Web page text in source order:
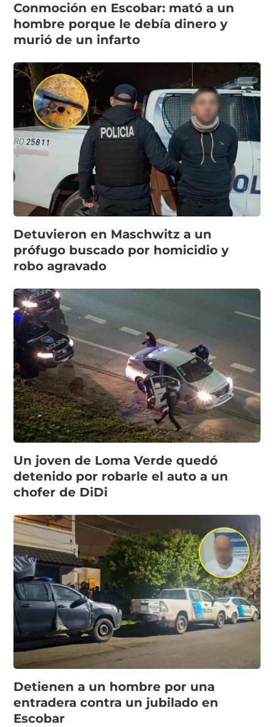
Conmoción en Escobar: mató a un
hombre porque le debía dinero y
murió de un infarto
Detuvieron en Maschwitz a un
prófugo buscado por homicidio y
robo agravado
Un joven de Loma Verde quedó
detenido por robarle el auto a un
chofer de DiDi
Detienen a un hombre por una
entradera contra un jubilado en
Escobar